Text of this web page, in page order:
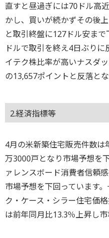
直すと昼過ぎには70ドル高
かし、買いが続かずその後
と取引終盤に127ドル安ま
ドルで取引を終え4日ぶり
イテク株比率が高いナスダ
の13,657ポイントと反落とな
2.経済指標等
4月の米新築住宅販売件数は
万3000戸となり市場予想を
ァレンスボード消費者信頼
市場予想を下回っています
ク・ケース・シラー住宅価
は前年同月比13.3％上昇し